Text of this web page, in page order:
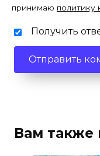
принимаю политику
Получить
Вам также